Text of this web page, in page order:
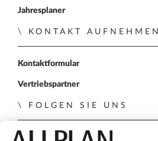
Jahresplaner
KONTAKT AUFNEHMEN
Kontaktformular
Vertriebspartner
FOLGEN SIE UNS